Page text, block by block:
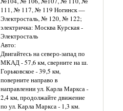
111, № 117, № 119 Ногинск —
Электросталь, № 120, № 122;
электричка: Москва Курская -
Электросталь
Авто:
Двигайтесь на северо-запад по
МКАД - 57,6 км, сверните на ш.
Горьковское - 39,5 км,
поверните направо в
направлении ул. Карла Маркса -
2,4 км, продолжайте движение
по ул. Карла Маркса - 1,3 км.